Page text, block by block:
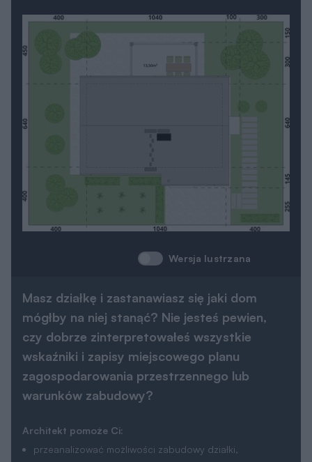
Wersja lustrzana
Masz działkę i zastanawiasz się jaki dom
mógłby na niej stanąć? Nie jesteś pewien,
czy dobrze zinterpretowałeś wszystkie
wskaźniki i zapisy miejscowego planu
zagospodarowania przestrzennego lub
warunków zabudowy?
Architekt pomoże Ci:
przeanalizować możliwości zabudowy działki,